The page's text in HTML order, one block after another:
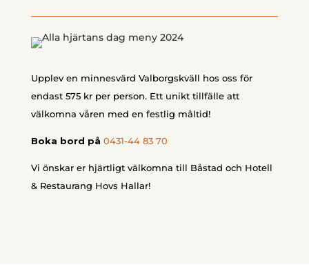
Upplev en minnesvärd Valborgskväll hos oss för
endast 575 kr per person. Ett unikt tillfälle att
välkomna våren med en festlig måltid!
Boka bord på 0431-44 83 70
Vi önskar er hjärtligt välkomna till Båstad och Hotell
& Restaurang Hovs Hallar!